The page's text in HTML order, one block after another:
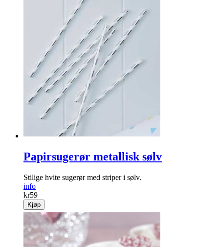
Papirsugerør metallisk sølv
Stilige hvite sugerør med striper i sølv.
info
kr59
Kjøp